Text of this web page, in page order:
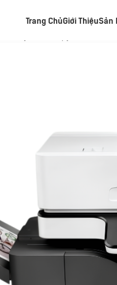
Trang ChủGiới ThiệuSản